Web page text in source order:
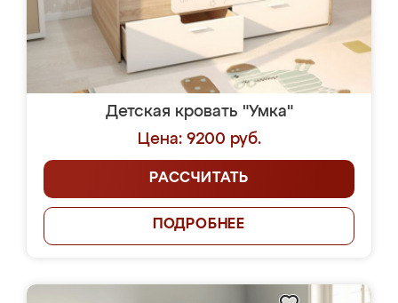
Детская кровать "Умка"
Цена: 9200 руб.
РАССЧИТАТЬ
ПОДРОБНЕЕ